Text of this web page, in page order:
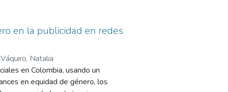
para atraer a 19 empresas
y optimización de procesos,
inversiones en innovación, CRM y
en la publicidad en redes
Natalia
en Colombia, usando un
en equidad de género, los